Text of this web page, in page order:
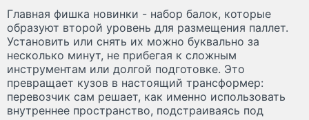
Главная фишка новинки - набор балок, которые
образуют второй уровень для размещения паллет.
Установить или снять их можно буквально за
несколько минут, не прибегая к сложным
инструментам или долгой подготовке. Это
превращает кузов в настоящий трансформер:
перевозчик сам решает, как именно использовать
внутреннее пространство, подстраиваясь под